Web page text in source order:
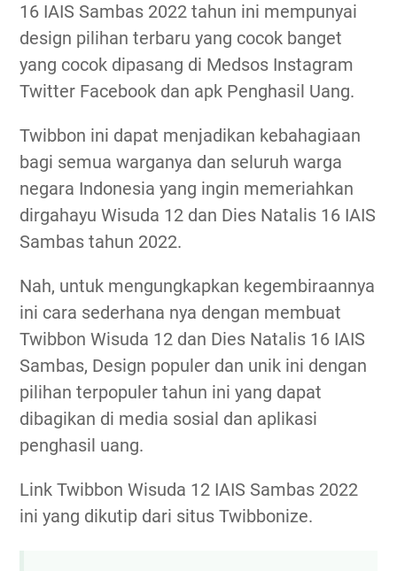
16 IAIS Sambas 2022 tahun ini mempunyai
design pilihan terbaru yang cocok banget
yang cocok dipasang di Medsos Instagram
Twitter Facebook dan apk Penghasil Uang.
Twibbon ini dapat menjadikan kebahagiaan
bagi semua warganya dan seluruh warga
negara Indonesia yang ingin memeriahkan
dirgahayu Wisuda 12 dan Dies Natalis 16 IAIS
Sambas tahun 2022.
Nah, untuk mengungkapkan kegembiraannya
ini cara sederhana nya dengan membuat
Twibbon Wisuda 12 dan Dies Natalis 16 IAIS
Sambas, Design populer dan unik ini dengan
pilihan terpopuler tahun ini yang dapat
dibagikan di media sosial dan aplikasi
penghasil uang.
Link Twibbon Wisuda 12 IAIS Sambas 2022
ini yang dikutip dari situs Twibbonize.